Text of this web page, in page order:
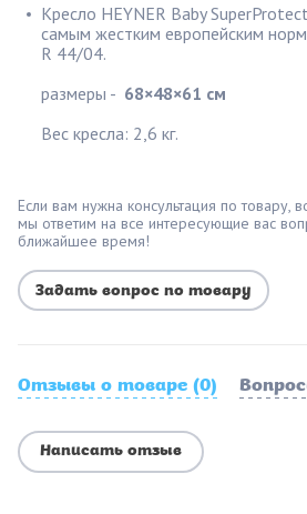
Кресло HEYNER Baby
самым жестким европейским
R 44/04.
размеры - 68×48×61 см
Вес кресла: 2,6 кг.
Если вам нужна консультация по товару,
мы ответим на все интересующие вас
ближайшее время!
Задать вопрос по товару
Отзывы о товаре (0)
Написать отзыв